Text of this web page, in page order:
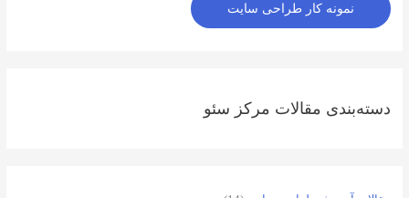
نمونه کار طراحی سایت
دسته‌بندی مقالات مرکز سئو